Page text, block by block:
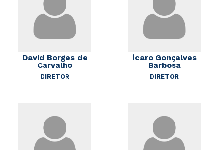
David Borges de
Carvalho
DIRETOR
Ícaro Gonçalves
Barbosa
DIRETOR